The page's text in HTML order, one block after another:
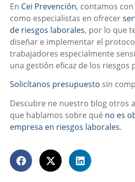
En Cei Prevención, contamos
como especialistas en ofrecer
de riesgos laborales, por lo que
diseñar e implementar el
trabajadores especialmente
una gestión eficaz de los riesgos
Solicítanos presupuesto sin
Descubre ne nuestro blog otros
que hablamos sobre qué no es
empresa en riesgos laborales.